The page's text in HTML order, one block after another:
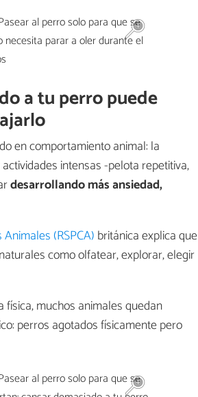
a tu perro puede
en comportamiento animal: la
intensas -pelota repetitiva,
desarrollando más ansiedad,
(RSPCA) británica explica que
como olfatear, explorar, elegir
muchos animales quedan
perros agotados físicamente pero